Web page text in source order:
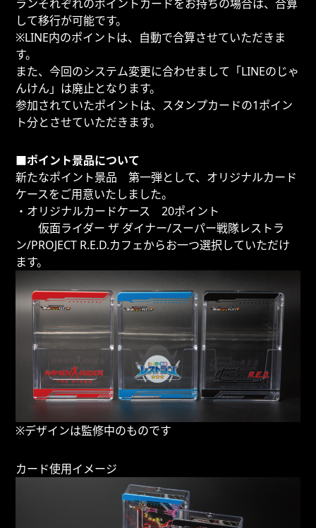
ランそれぞれのポイントカードをお持ちの場合は、合算
して移行が可能です。
※LINE内のポイントは、自動で合算させていただきま
す。
また、今回のシステム変更に合わせまして「LINEのじゃ
んけん」は廃止となります。
参加されていたポイントは、スタンプカードの1ポイン
ト分とさせていただきます。
■ポイント景品について
新たなポイント景品 第一弾として、オリジナルカード
ケースをご用意いたしました。
・オリジナルカードケース 20ポイント
仮面ライダー ザ ダイナー/スーパー戦隊レストラ
ン/PROJECT R.E.D.カフェからお一つ選択していただけ
ます。
※デザインは監修中のものです
カード使用イメージ